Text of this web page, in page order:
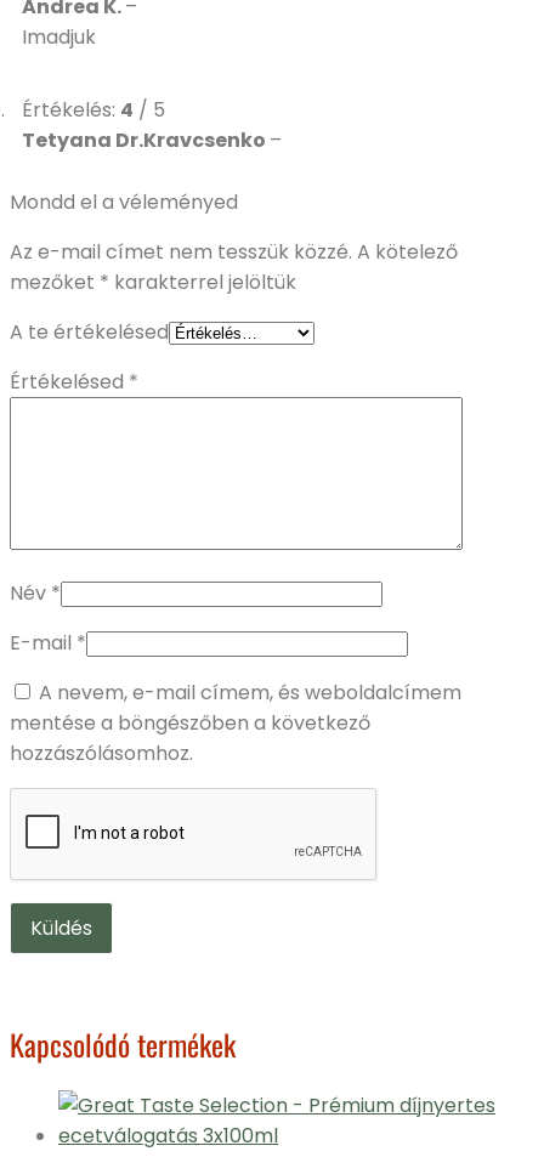
Andrea K.–
Imadjuk
Értékelés: 4 / 5
Tetyana Dr.Kravcsenko –
Mondd el a véleményed
Az e-mail címet nem tesszük közzé. A kötelező
mezőket * karakterrel jelöltük
A te értékelésed
Értékelésed *
Név *
E-mail *
A nevem, e-mail címem, és weboldalcímem
mentése a böngészőben a következő
hozzászólásomhoz.
Kapcsolódó termékek